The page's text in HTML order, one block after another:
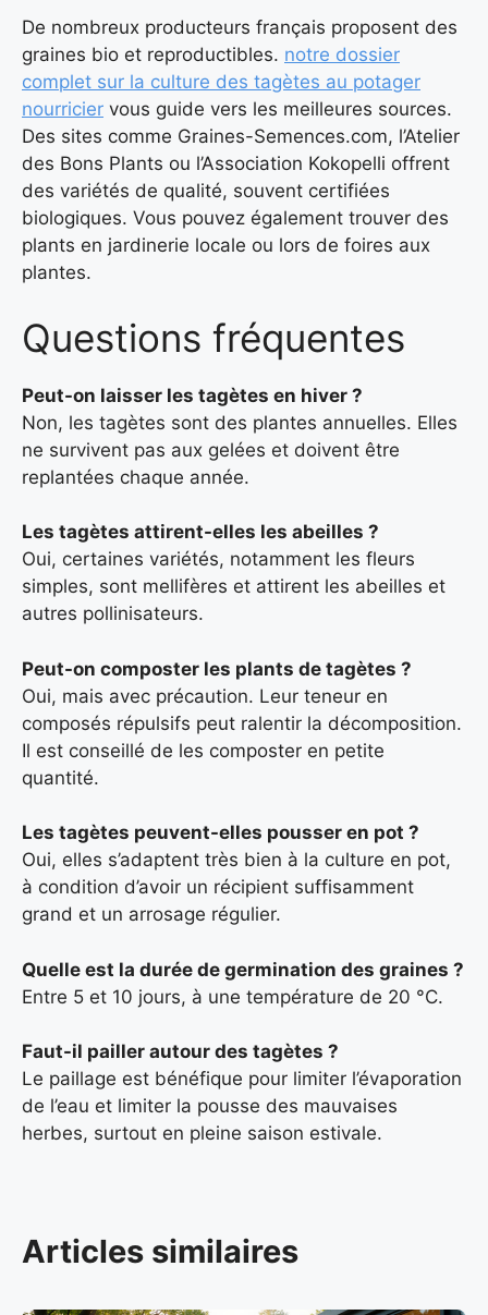
De nombreux producteurs français proposent des
graines bio et reproductibles. notre dossier
complet sur la culture des tagètes au potager
nourricier vous guide vers les meilleures sources.
Des sites comme Graines-Semences.com, l’Atelier
des Bons Plants ou l’Association Kokopelli offrent
des variétés de qualité, souvent certifiées
biologiques. Vous pouvez également trouver des
plants en jardinerie locale ou lors de foires aux
plantes.
Questions fréquentes
Peut-on laisser les tagètes en hiver ?
Non, les tagètes sont des plantes annuelles. Elles
ne survivent pas aux gelées et doivent être
replantées chaque année.
Les tagètes attirent-elles les abeilles ?
Oui, certaines variétés, notamment les fleurs
simples, sont mellifères et attirent les abeilles et
autres pollinisateurs.
Peut-on composter les plants de tagètes ?
Oui, mais avec précaution. Leur teneur en
composés répulsifs peut ralentir la décomposition.
Il est conseillé de les composter en petite
quantité.
Les tagètes peuvent-elles pousser en pot ?
Oui, elles s’adaptent très bien à la culture en pot,
à condition d’avoir un récipient suffisamment
grand et un arrosage régulier.
Quelle est la durée de germination des graines ?
Entre 5 et 10 jours, à une température de 20 °C.
Faut-il pailler autour des tagètes ?
Le paillage est bénéfique pour limiter l’évaporation
de l’eau et limiter la pousse des mauvaises
herbes, surtout en pleine saison estivale.
Articles similaires